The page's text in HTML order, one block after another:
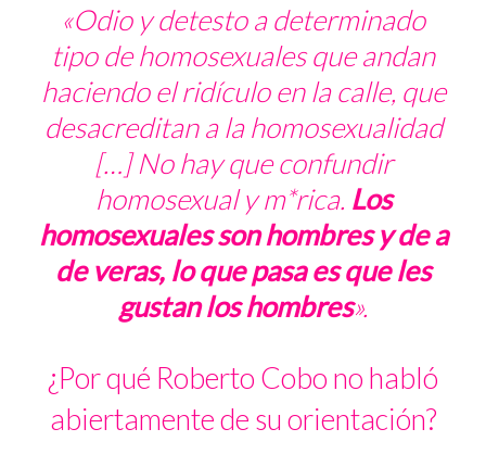
«Odio y detesto a determinado
tipo de homosexuales que andan
haciendo el ridículo en la calle, que
desacreditan a la homosexualidad
[…] No hay que confundir
homosexual y m*rica. Los
homosexuales son hombres y de a
de veras, lo que pasa es que les
gustan los hombres».
¿Por qué Roberto Cobo no habló
abiertamente de su orientación?